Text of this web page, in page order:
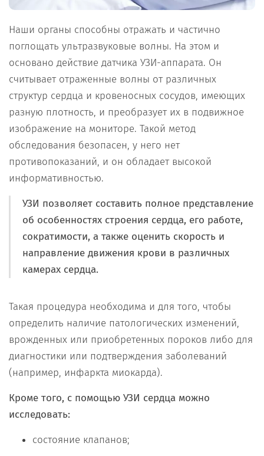
Наши органы способны отражать и частично
поглощать ультразвуковые волны. На этом и
основано действие датчика УЗИ-аппарата. Он
считывает отраженные волны от различных
структур сердца и кровеносных сосудов, имеющих
разную плотность, и преобразует их в подвижное
изображение на мониторе. Такой метод
обследования безопасен, у него нет
противопоказаний, и он обладает высокой
информативностью.
УЗИ позволяет составить полное представление
об особенностях строения сердца, его работе,
сократимости, а также оценить скорость и
направление движения крови в различных
камерах сердца.
Такая процедура необходима и для того, чтобы
определить наличие патологических изменений,
врожденных или приобретенных пороков либо для
диагностики или подтверждения заболеваний
(например, инфаркта миокарда).
Кроме того, с помощью УЗИ сердца можно
исследовать:
состояние клапанов;